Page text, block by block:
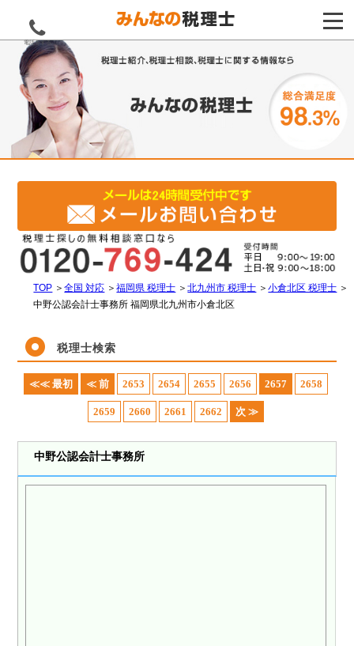
電話をする
TOP ＞全国 対応 ＞福岡県 税理士 ＞北九州市 税理士 ＞小倉北区 税理士 ＞
中野公認会計士事務所 福岡県北九州市小倉北区
税理士検索
≪≪ 最初 ≪ 前 2653 2654 2655 2656 2657 2658
2659 2660 2661 2662 次 ≫
中野公認会計士事務所